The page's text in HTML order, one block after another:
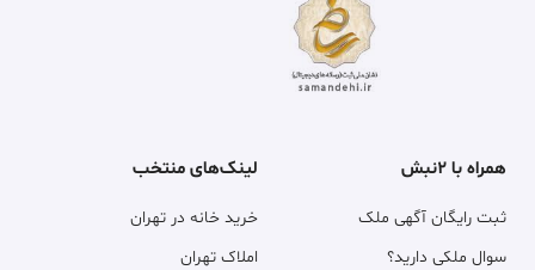
همراه با ۲نبش
ثبت رایگان آگهی ملک
سوال ملکی دارید؟
لینک‌های منتخب
خرید خانه در تهران
املاک تهران